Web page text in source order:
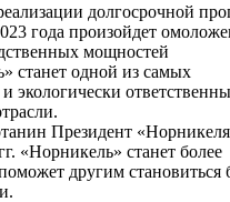
долгосрочной
года произойдет
мощностей
станет одной из самых
экологически
Президент
«Норникель» станет более
другим становиться